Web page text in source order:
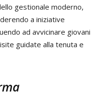
gestionale moderno,
a iniziative
ad avvicinare giovani
guidate alla tenuta e